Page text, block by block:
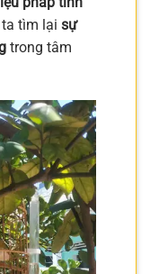
tìm lại sự
trong tâm